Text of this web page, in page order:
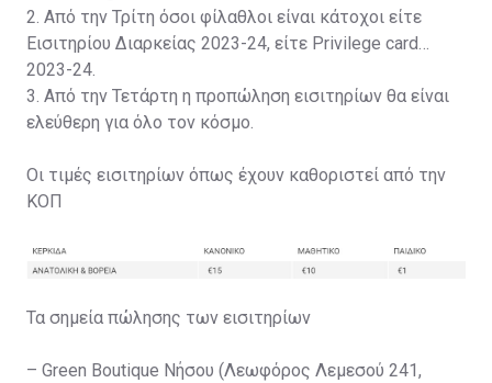
2. Από την Τρίτη όσοι φίλαθλοι είναι κάτοχοι είτε
Εισιτηρίου Διαρκείας 2023-24, είτε Privilege card
2023-24.
3. Από την Τετάρτη η προπώληση εισιτηρίων θα είναι
ελεύθερη για όλο τον κόσμο.
Οι τιμές εισιτηρίων όπως έχουν καθοριστεί από την
ΚΟΠ
Τα σημεία πώλησης των εισιτηρίων
– Green Boutique Νήσου (Λεωφόρος Λεμεσού 241,